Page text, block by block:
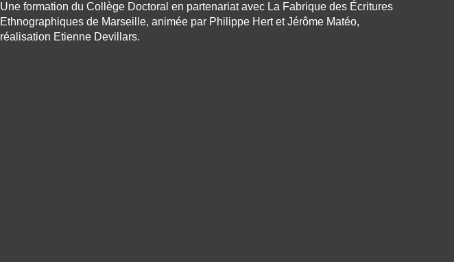
Une formation du Collège Doctoral en partenariat avec La Fabrique des Écritures
Ethnographiques de Marseille, animée par Philippe Hert et Jérôme Matéo,
réalisation Etienne Devillars.